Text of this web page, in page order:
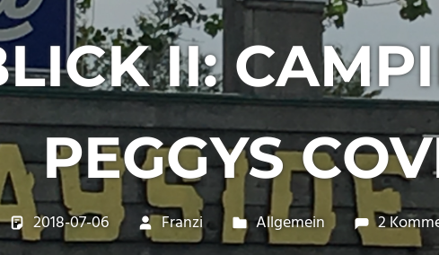
II:
PEGGYS
2018-07-06 Franzi Allgemein 2